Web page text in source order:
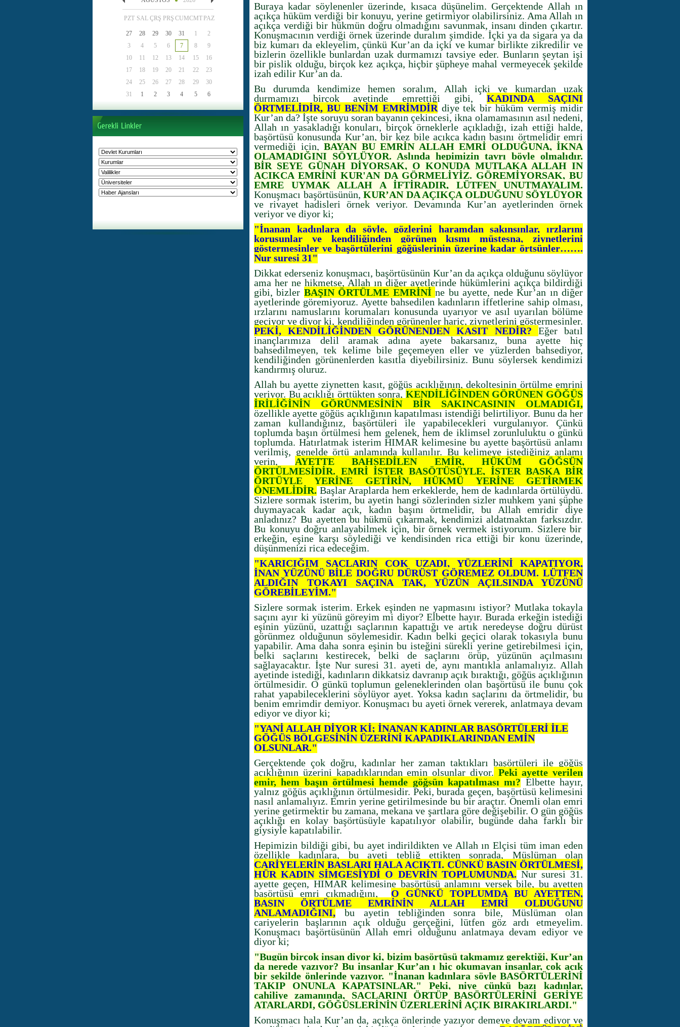
Buraya kadar söylenenler üzerinde, kısaca düşünelim. Gerçektende Allah ın
açıkça hüküm verdiği bir konuyu, yerine getirmiyor olabilirsiniz. Ama Allah ın
açıkça verdiği bir hükmün doğru olmadığını savunmak, insanı dinden çıkartır.
Konuşmacının verdiği örnek üzerinde duralım şimdide. İçki ya da sigara ya da
biz kumarı da ekleyelim, çünkü Kur’an da içki ve kumar birlikte zikredilir ve
bizlerin özellikle bunlardan uzak durmamızı tavsiye eder. Bunların şeytan işi
bir pislik olduğu, birçok kez açıkça, hiçbir şüpheye mahal vermeyecek şekilde
izah edilir Kur’an da.
Bu durumda kendimize hemen soralım, Allah içki ve kumardan uzak
durmamızı birçok ayetinde emrettiği gibi,KADINDA SAÇINI
ÖRTMELİDİR, BU BENİM EMRİMDİR diye tek bir hüküm vermiş midir
Kur’an da? İşte soruyu soran bayanın çekincesi, ikna olamamasının asıl nedeni,
Allah ın yasakladığı konuları, birçok örneklerle açıkladığı, izah ettiği halde,
başörtüsü konusunda Kur’an, bir kez bile açıkça kadın başını örtmelidir emri
vermediği için, BAYAN BU EMRİN ALLAH EMRİ OLDUĞUNA, İKNA
OLAMADIĞINI SÖYLÜYOR. Aslında hepimizin tavrı böyle olmalıdır.
BİR ŞEYE GÜNAH DİYORSAK, O KONUDA MUTLAKA ALLAH IN
AÇIKÇA EMRİNİ KUR'AN DA GÖRMELİYİZ. GÖREMİYORSAK, BU
EMRE UYMAK ALLAH A İFTİRADIR, LÜTFEN UNUTMAYALIM.
Konuşmacı başörtüsünün,KUR’AN DA AÇIKÇA OLDUĞUNU SÖYLÜYOR
ve rivayet hadisleri örnek veriyor. Devamında Kur’an ayetlerinden örnek
veriyor ve diyor ki;
"İnanan kadınlara da söyle, gözlerini haramdan sakınsınlar, ırzlarını
korusunlar ve kendiliğinden görünen kısmı müstesna, ziynetlerini
göstermesinler ve başörtülerini göğüslerinin üzerine kadar örtsünler…….
Nur suresi 31"
Dikkat ederseniz konuşmacı, başörtüsünün Kur’an da açıkça olduğunu söylüyor
ama her ne hikmetse, Allah ın diğer ayetlerinde hükümlerini açıkça bildirdiği
gibi, bizler BAŞIN ÖRTÜLME EMRİNİne bu ayette, nede Kur’an ın diğer
ayetlerinde göremiyoruz. Ayette bahsedilen kadınların iffetlerine sahip olması,
ırzlarını namuslarını korumaları konusunda uyarıyor ve asıl uyarılan bölüme
geçiyor ve diyor ki, kendiliğinden görünenler hariç, ziynetlerini göstermesinler.
PEKİ, KENDİLİĞİNDEN GÖRÜNENDEN KASIT NEDİR? Eğer batıl
inançlarımıza delil aramak adına ayete bakarsanız, buna ayette hiç
bahsedilmeyen, tek kelime bile geçemeyen eller ve yüzlerden bahsediyor,
kendiliğinden görünenlerden kasıtla diyebilirsiniz. Bunu söylersek kendimizi
kandırmış oluruz.
Allah bu ayette ziynetten kasıt, göğüs açıklığının, dekoltesinin örtülme emrini
veriyor. Bu açıklığı örttükten sonra, KENDİLİĞİNDEN GÖRÜNEN GÖĞÜS
İRİLİĞİNİN GÖRÜNMESİNİN BİR SAKINCASININ OLMADIĞI,
özellikle ayette göğüs açıklığının kapatılması istendiği belirtiliyor. Bunu da her
zaman kullandığınız, başörtüleri ile yapabilecekleri vurgulanıyor. Çünkü
toplumda başın örtülmesi hem gelenek, hem de iklimsel zorunluluktu o günkü
toplumda. Hatırlatmak isterim HIMAR kelimesine bu ayette başörtüsü anlamı
verilmiş, genelde örtü anlamında kullanılır. Bu kelimeye istediğiniz anlamı
verin, AYETTE BAHSEDİLEN EMİR, HÜKÜM GÖĞSÜN
ÖRTÜLMESİDİR. EMRİ İSTER BAŞÖTÜSÜYLE, İSTER BAŞKA BİR
ÖRTÜYLE YERİNE GETİRİN, HÜKMÜ YERİNE GETİRMEK
ÖNEMLİDİR. Başlar Araplarda hem erkeklerde, hem de kadınlarda örtülüydü.
Sizlere sormak isterim, bu ayetin hangi sözlerinden sizler muhkem yani şüphe
duymayacak kadar açık, kadın başını örtmelidir, bu Allah emridir diye
anladınız? Bu ayetten bu hükmü çıkarmak, kendimizi aldatmaktan farksızdır.
Bu konuyu doğru anlayabilmek için, bir örnek vermek istiyorum. Sizlere bir
erkeğin, eşine karşı söylediği ve kendisinden rica ettiği bir konu üzerinde,
düşünmenizi rica edeceğim.
"KARICIĞIM SAÇLARIN ÇOK UZADI, YÜZLERİNİ KAPATIYOR,
İNAN YÜZÜNÜ BİLE DOĞRU DÜRÜST GÖREMEZ OLDUM. LÜTFEN
ALDIĞIN TOKAYI SAÇINA TAK, YÜZÜN AÇILSINDA YÜZÜNÜ
GÖREBİLEYİM."
Sizlere sormak isterim. Erkek eşinden ne yapmasını istiyor? Mutlaka tokayla
saçını ayır ki yüzünü göreyim mi diyor? Elbette hayır. Burada erkeğin istediği
eşinin yüzünü, uzattığı saçlarının kapattığı ve artık neredeyse doğru dürüst
görünmez olduğunun söylemesidir. Kadın belki geçici olarak tokasıyla bunu
yapabilir. Ama daha sonra eşinin bu isteğini sürekli yerine getirebilmesi için,
belki saçlarını kestirecek, belki de saçlarını örüp, yüzünün açılmasını
sağlayacaktır. İşte Nur suresi 31. ayeti de, aynı mantıkla anlamalıyız. Allah
ayetinde istediği, kadınların dikkatsiz davranıp açık bıraktığı, göğüs açıklığının
örtülmesidir. O günkü toplumun geleneklerinden olan başörtüsü ile bunu çok
rahat yapabileceklerini söylüyor ayet. Yoksa kadın saçlarını da örtmelidir, bu
benim emrimdir demiyor. Konuşmacı bu ayeti örnek vererek, anlatmaya devam
ediyor ve diyor ki;
"YANİ ALLAH DİYOR Kİ; İNANAN KADINLAR BAŞÖRTÜLERİ İLE
GÖĞÜS BÖLGESİNİN ÜZERİNİ KAPADIKLARINDAN EMİN
OLSUNLAR."
Gerçektende çok doğru, kadınlar her zaman taktıkları başörtüleri ile göğüs
açıklığının üzerini kapadıklarından emin olsunlar diyor. Peki ayette verilen
emir, hem başın örtülmesi hemde göğsün kapatılması mı? Elbette hayır,
yalnız göğüs açıklığının örtülmesidir. Peki, burada geçen, başörtüsü kelimesini
nasıl anlamalıyız. Emrin yerine getirilmesinde bu bir araçtır. Önemli olan emri
yerine getirmektir bu zamana, mekana ve şartlara göre değişebilir. O gün göğüs
açıklığı en kolay başörtüsüyle kapatılıyor olabilir, bugünde daha farklı bir
giysiyle kapatılabilir.
Hepimizin bildiği gibi, bu ayet indirildikten ve Allah ın Elçisi tüm iman eden
özellikle kadınlara, bu ayeti tebliğ ettikten sonrada, Müslüman olan
CARİYELERİN BAŞLARI HALA AÇIKTI. ÇÜNKÜ BAŞIN ÖRTÜLMESİ,
HÜR KADIN SİMGESİYDİ O DEVRİN TOPLUMUNDA. Nur suresi 31.
ayette geçen, HIMAR kelimesine başörtüsü anlamını versek bile, bu ayetten
başörtüsü emri çıkmadığını, O GÜNKÜ TOPLUMDA BU AYETTEN,
BAŞIN ÖRTÜLME EMRİNİN ALLAH EMRİ OLDUĞUNU
ANLAMADIĞINI, bu ayetin tebliğinden sonra bile, Müslüman olan
cariyelerin başlarının açık olduğu gerçeğini, lütfen göz ardı etmeyelim.
Konuşmacı başörtüsünün Allah emri olduğunu anlatmaya devam ediyor ve
diyor ki;
"Bugün birçok insan diyor ki, bizim başörtüsü takmamız gerektiği, Kur’an
da nerede yazıyor? Bu insanlar Kur’an ı hiç okumayan insanlar, çok açık
bir şekilde önlerinde yazıyor. "İnanan kadınlara söyle BAŞÖRTÜLERİNİ
TAKIP ONUNLA KAPATSINLAR." Peki, niye çünkü bazı kadınlar,
cahiliye zamanında, SAÇLARINI ÖRTÜP BAŞÖRTÜLERİNİ GERİYE
ATARLARDI, GÖĞÜSLERİNİN ÜZERLERİNİ AÇIK BIRAKIRLARDI."
Konuşmacı hala Kur’an da, açıkça önlerinde yazıyor demeye devam ediyor ve